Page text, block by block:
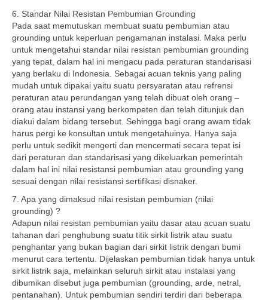
6. Standar Nilai Resistan Pembumian Grounding
Pada saat memutuskan membuat suatu pembumian atau
grounding untuk keperluan pengamanan instalasi. Maka perlu
untuk mengetahui standar nilai resistan pembumian grounding
yang tepat, dalam hal ini mengacu pada peraturan standarisasi
yang berlaku di Indonesia. Sebagai acuan teknis yang paling
mudah untuk dipakai yaitu suatu persyaratan atau refrensi
peraturan atau perundangan yang telah dibuat oleh orang –
orang atau instansi yang berkompeten dan telah ditunjuk dan
diakui dalam bidang tersebut. Sehingga bagi orang awam tidak
harus pergi ke konsultan untuk mengetahuinya. Hanya saja
perlu untuk sedikit mengerti dan mencermati secara tepat isi
dari peraturan dan standarisasi yang dikeluarkan pemerintah
dalam hal ini nilai resistansi pembumian atau grounding yang
sesuai dengan nilai resistansi sertifikasi disnaker.
7. Apa yang dimaksud nilai resistan pembumian (nilai
grounding) ?
Adapun nilai resistan pembumian yaitu dasar atau acuan suatu
tahanan dari penghubung suatu titik sirkit listrik atau suatu
penghantar yang bukan bagian dari sirkit listrik dengan bumi
menurut cara tertentu. Dijelaskan pembumian tidak hanya untuk
sirkit listrik saja, melainkan seluruh sirkit atau instalasi yang
dibumikan disebut juga pembumian (grounding, arde, netral,
pentanahan). Untuk pembumian sendiri terdiri dari beberapa